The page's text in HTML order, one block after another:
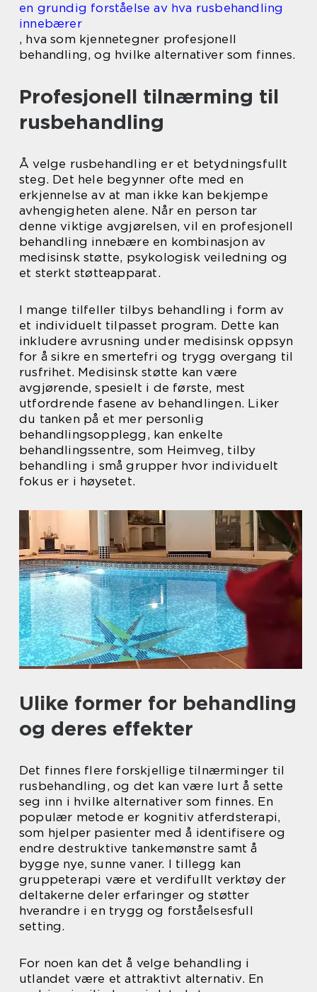
en grundig forståelse av hva rusbehandling
innebærer
, hva som kjennetegner profesjonell
behandling, og hvilke alternativer som finnes.
Profesjonell tilnærming til
rusbehandling
Å velge rusbehandling er et betydningsfullt
steg. Det hele begynner ofte med en
erkjennelse av at man ikke kan bekjempe
avhengigheten alene. Når en person tar
denne viktige avgjørelsen, vil en profesjonell
behandling innebære en kombinasjon av
medisinsk støtte, psykologisk veiledning og
et sterkt støtteapparat.
I mange tilfeller tilbys behandling i form av
et individuelt tilpasset program. Dette kan
inkludere avrusning under medisinsk oppsyn
for å sikre en smertefri og trygg overgang til
rusfrihet. Medisinsk støtte kan være
avgjørende, spesielt i de første, mest
utfordrende fasene av behandlingen. Liker
du tanken på et mer personlig
behandlingsopplegg, kan enkelte
behandlingssentre, som Heimveg, tilby
behandling i små grupper hvor individuelt
fokus er i høysetet.
Ulike former for behandling
og deres effekter
Det finnes flere forskjellige tilnærminger til
rusbehandling, og det kan være lurt å sette
seg inn i hvilke alternativer som finnes. En
populær metode er kognitiv atferdsterapi,
som hjelper pasienter med å identifisere og
endre destruktive tankemønstre samt å
bygge nye, sunne vaner. I tillegg kan
gruppeterapi være et verdifullt verktøy der
deltakerne deler erfaringer og støtter
hverandre i en trygg og forståelsesfull
setting.
For noen kan det å velge behandling i
utlandet være et attraktivt alternativ. En